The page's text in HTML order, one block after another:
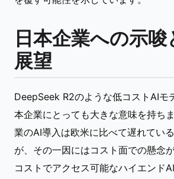
日本企業への示唆
展望
DeepSeek R2のような低コストAIモ
本企業にとっても大きな意味を持ち
業のAI導入は欧米に比べて遅れてい
が、その一因にはコスト面での懸念
コストでアクセス可能なハイエンド